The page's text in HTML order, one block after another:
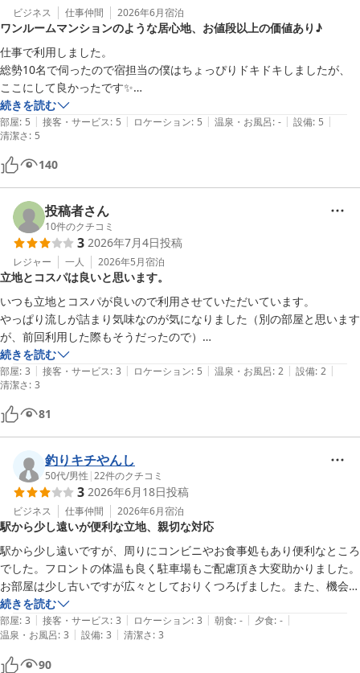
ビジネス 仕事仲間 2026年6月宿泊
ワンルームマンションのような居心地、お値段以上の価値あり♪
仕事で利用しました。
総勢10名で伺ったので宿担当の僕はちょっぴりドキドキしましたが、
ここにして良かったです✨️
ワンルームマンションの一人部屋って感じで4泊の滞在は快適に過ごせ
ました。
建物は多少年季が入ってるかもですが、ユニットバスなど新しくリノベ
ーションされてて清潔感もあり快適に過ごせました😉👍
場所も町の中心ですし、お値段以上の価値があったと個人的に思いまし
た✨️
また山形市内に宿泊の際は是非利用させて頂きたいです✨️
ありがとうございました😊
続きを読む
部屋: 5 | 接客・サービス: 5 | ロケーション: 5 | 温泉・お風呂: - | 設備: 5 |
清潔さ: 5
140
投稿者さん
10件のクチコミ
3 2026年7月4日投稿
レジャー 一人 2026年5月宿泊
立地とコスパは良いと思います。
いつも立地とコスパが良いので利用させていただいています。
やっぱり流しが詰まり気味なのが気になりました（別の部屋と思います
が、前回利用した際もそうだったので）
お部屋はこぎれいで問題無いと思いますが、トイレが小さいのは改善さ
れると嬉しいです。お風呂が小さいのは仕方無いけど。
また利用すると思いますので、よろしくお願いします。
続きを読む
部屋: 3 | 接客・サービス: 3 | ロケーション: 5 | 温泉・お風呂: 2 | 設備: 2 |
清潔さ: 3
81
釣りキチやんし
50代/男性 |22件のクチコミ
3 2026年6月18日投稿
ビジネス 仕事仲間 2026年6月宿泊
駅から少し遠いが便利な立地、親切な対応
駅から少し遠いですが、周りにコンビニやお食事処もあり便利なところ
でした。フロントの体温も良く駐車場もご配慮頂き大変助かりました。
お部屋は少し古いですが広々としておりくつろげました。また、機会が
あれば泊まりに行きたいです。
続きを読む
部屋: 3 | 接客・サービス: 3 | ロケーション: 3 | 朝食: - | 夕食: - |
温泉・お風呂: 3 | 設備: 3 | 清潔さ: 3
90